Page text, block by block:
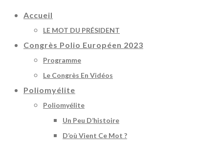
Accueil
LE MOT DU PRÉSIDENT
Congrès Polio Européen 2023
Programme
Le Congrès En Vidéos
Poliomyélite
Poliomyélite
Un Peu D’histoire
D’où Vient Ce Mot ?